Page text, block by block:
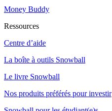
Money Buddy
Ressources
Centre d’aide
La boîte à outils Snowball
Le livre Snowball
Nos produits préférés pour investir